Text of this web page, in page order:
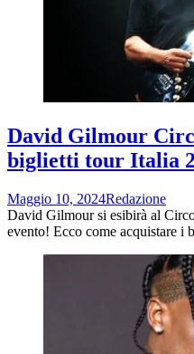
David Gilmour
biglietti tour Italia
Maggio 10, 2024Redazione
David Gilmour si esibirà al
evento! Ecco come acquistare i